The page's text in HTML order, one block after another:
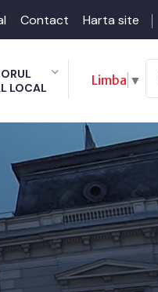
Contact Harta site
LOCAL
Limba ▼